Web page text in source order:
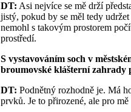
DT: Asi nejvíce se mě drží
jistý, pokud by se měl tedy
nemohl s takovým prostorem
prostředí.
S vystavováním soch v
broumovské klášterní zahrady
DT: Podnětný rozhodně je. Má
prvků. Je to přirozené, ale pro